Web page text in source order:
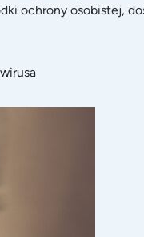
ochrony osobistej,